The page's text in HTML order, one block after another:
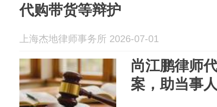
代购带货等辩护
上海杰地律师事务所 2026-07-01
尚江鹏律师
案，助当事